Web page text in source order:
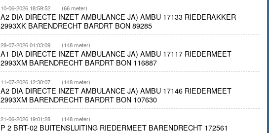
10-06-2026 18:59:52 (66 meter)
A2 DIA DIRECTE INZET AMBULANCE JA) AMBU 17133 RIEDERAKKER
2993XK BARENDRECHT BARDRT BON 89285
28-07-2026 01:03:09 (148 meter)
A1 DIA DIRECTE INZET AMBULANCE JA) AMBU 17117 RIEDERMEET
2993XM BARENDRECHT BARDRT BON 116887
11-07-2026 12:30:07 (148 meter)
A2 DIA DIRECTE INZET AMBULANCE JA) AMBU 17146 RIEDERMEET
2993XM BARENDRECHT BARDRT BON 107630
21-06-2026 19:01:28 (148 meter)
P 2 BRT-02 BUITENSLUITING RIEDERMEET BARENDRECHT 172561